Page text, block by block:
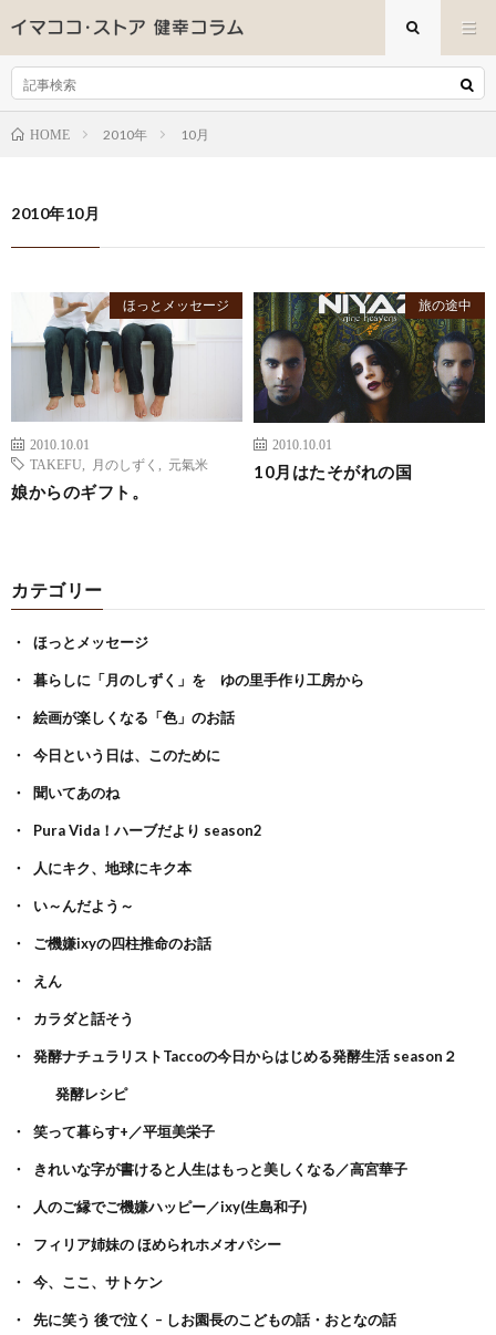
HOME 2010年 10月
2010年10月
ほっとメッセージ
2010.10.01
TAKEFU
月のしずく 元氣米
娘からのギフト。
旅の途中
2010.10.01
10月はたそがれの国
カテゴリー
ほっとメッセージ
暮らしに「月のしずく」を ゆの里手作り工房から
絵画が楽しくなる「色」のお話
今日という日は、このために
聞いてあのね
Pura Vida！ハーブだより season2
人にキク、地球にキク本
い～んだよう～
ご機嫌ixyの四柱推命のお話
えん
カラダと話そう
発酵ナチュラリストTaccoの今日からはじめる発酵生活 season２
発酵レシピ
笑って暮らす+／平垣美栄子
きれいな字が書けると人生はもっと美しくなる／高宮華子
人のご縁でご機嫌ハッピー／ixy(生島和子)
フィリア姉妹の ほめられホメオパシー
今、ここ、サトケン
先に笑う 後で泣く – しお園長のこどもの話・おとなの話